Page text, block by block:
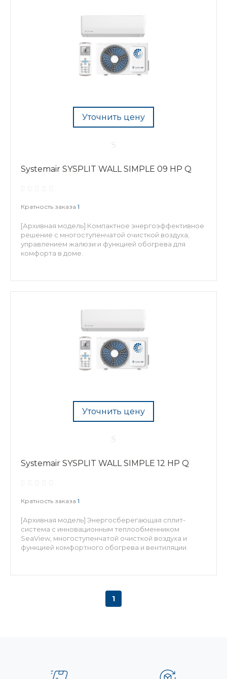
Уточнить цену
Systemair SYSPLIT WALL SIMPLE 09 HP Q
Кратность заказа 1
[Архивная модель] Компактное энергоэффективное
решение с многоступенчатой очисткой воздуха,
управлением жалюзи и функцией обогрева для
комфорта в доме.
Уточнить цену
Systemair SYSPLIT WALL SIMPLE 12 HP Q
Кратность заказа 1
[Архивная модель] Энергосберегающая сплит-
система с инновационным теплообменником
SeaView, многоступенчатой очисткой воздуха и
функцией комфортного обогрева и вентиляции.
1